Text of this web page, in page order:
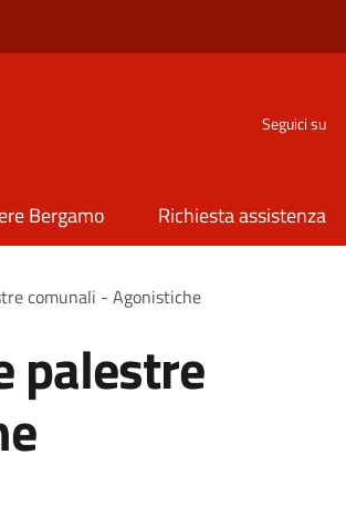
Seguici su
Bergamo Richiesta assistenza
comunali - Agonistiche
palestre